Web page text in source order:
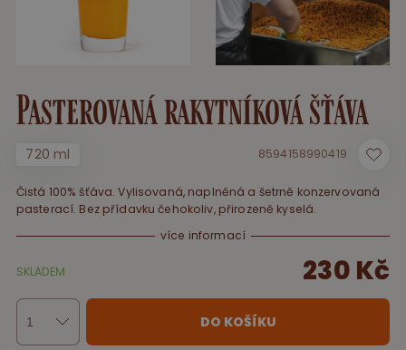
Pasterovaná rakytníková šťáva
720 ml 8594158990419
Čistá 100% šťáva. Vylisovaná, naplněná a šetrně konzervovaná
pasterací. Bez přídavku čehokoliv, přirozeně kyselá.
více informací
SKLADEM 230 Kč
DO KOŠÍKU